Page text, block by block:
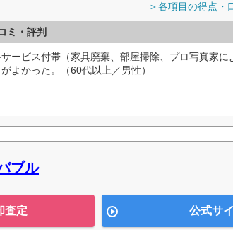
＞各項目の得点・
ミ・評判
ービス付帯（家具廃棄、部屋掃除、プロ写真家に
よかった。（60代以上／男性）
ブル
査定 公式サ